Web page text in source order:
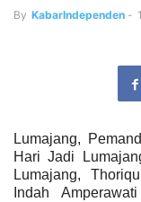
By KabarIndependen -
Lumajang,
Hari Jadi
Lumajang,
Indah